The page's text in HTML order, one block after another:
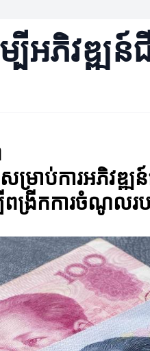
បីអភិវឌ្ឍន៍
សម្រាប់ការអភិវ
ពង្រីកការចំណូលរ